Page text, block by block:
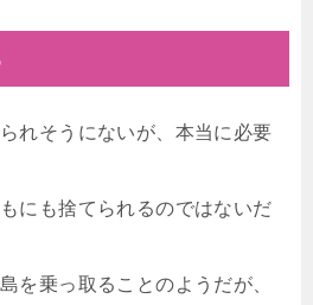
れそうにないが、本当に必要
にも捨てられるのではないだ
を乗っ取ることのようだが、